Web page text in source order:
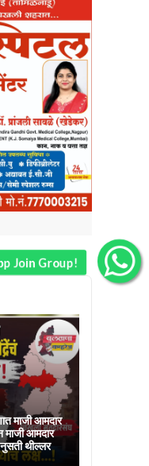
माजी आमदार
माजी आमदार
थील्लर
Join Group!